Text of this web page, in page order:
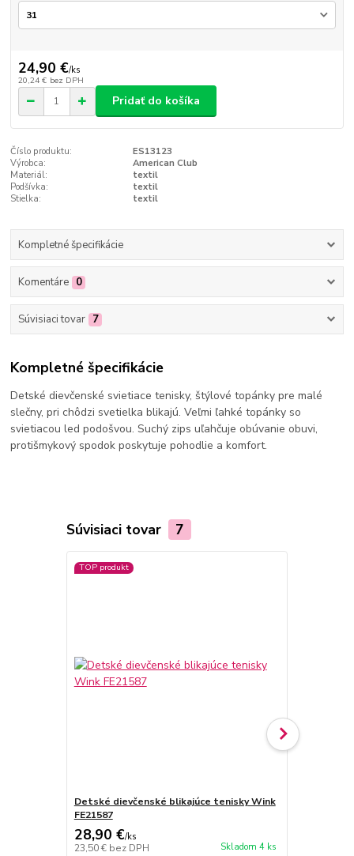
24,90 €/ks
20,24 € bez DPH
Pridať do košíka
Číslo produktu:
ES13123
Výrobca:
American Club
Materiál:
textil
Podšívka:
textil
Stielka:
textil
Kompletné špecifikácie
Komentáre 0
Súvisiaci tovar 7
Kompletné špecifikácie
Detské dievčenské svietiace tenisky, štýlové topánky pre malé
slečny, pri chôdzi svetielka blikajú. Veľmi ľahké topánky so
svietiacou led podošvou. Suchý zips uľahčuje obúvanie obuvi,
protišmykový spodok poskytuje pohodlie a komfort.
Súvisiaci tovar 7
TOP produkt
Detské dievčenské blikajúce tenisky Wink
FE21587
28,90 €/ks
23,50 € bez DPH Skladom 4 ks